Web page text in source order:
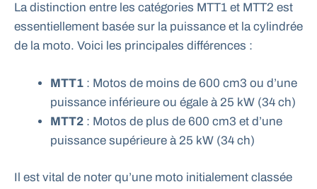
La distinction entre les catégories MTT1 et MTT2 est
essentiellement basée sur la puissance et la cylindrée
de la moto. Voici les principales différences :
MTT1 : Motos de moins de 600 cm3 ou d’une
puissance inférieure ou égale à 25 kW (34 ch)
MTT2 : Motos de plus de 600 cm3 et d’une
puissance supérieure à 25 kW (34 ch)
Il est vital de noter qu’une moto initialement classée